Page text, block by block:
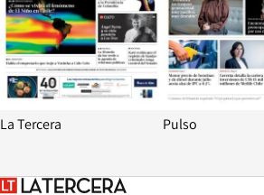
La Tercera Pulso